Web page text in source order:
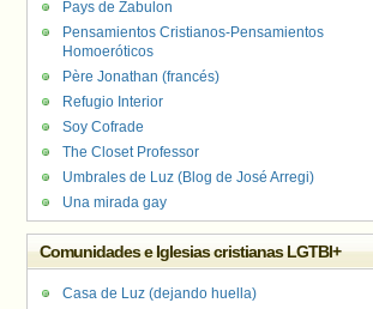
Pays de Zabulon
Pensamientos Cristianos-Pensamientos
Homoeróticos
Père Jonathan (francés)
Refugio Interior
Soy Cofrade
The Closet Professor
Umbrales de Luz (Blog de José Arregi)
Una mirada gay
Comunidades e Iglesias cristianas LGTBI+
Casa de Luz (dejando huella)